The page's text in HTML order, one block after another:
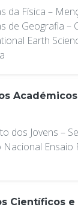
da Física –
de Geografia –
Earth
dos Jovens –
Nacional Ensaio
Científicos